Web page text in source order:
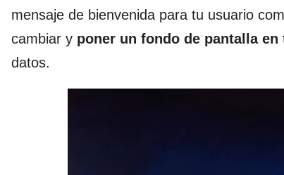
mensaje de bienvenida para tu usuario
cambiar y poner un fondo de pantalla en
datos.